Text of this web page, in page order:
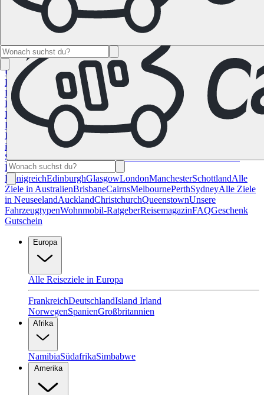
NamibiaSüdafrika
Alle Ziele in
KanadaCalgaryHalifaxMontrealTorontoVancouver
Alle Ziele in den
USALas VegasLos Angeles Miami New YorkSan
Francisco
Chile Costa Rica Alle Reiseziele in
Deutschland
Berlin Hamburg Leipzig München Stuttgart
Reiseziele in
Frankreich
KorsikaLyonMarseilles NizzaParis Toulouse
Alle
Reiseziele in
Italien
CagliariFlorenzMailandRom Sardinien
in Norwegen Bergen
Alle Reiseziele in
Spanien
Reiseziele im Vereinigtem
KönigreichEdinburghGlasgowLondonManchesterSchottlandAlle
Ziele in AustralienBrisbaneCairnsMelbournePerthSydneyAlle Ziele
in NeuseelandAucklandChristchurchQueenstownUnsere
FahrzeugtypenWohnmobil-RatgeberReisemagazinFAQGeschenk
Gutschein
Europa
Alle Reiseziele in Europa
FrankreichDeutschlandIsland Irland
NorwegenSpanienGroßbritannien
Afrika
NamibiaSüdafrikaSimbabwe
Amerika